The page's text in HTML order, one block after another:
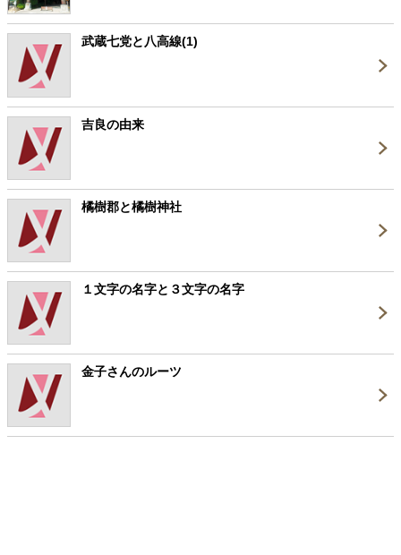
武蔵七党と八高線(1)
吉良の由来
橘樹郡と橘樹神社
１文字の名字と３文字の名字
金子さんのルーツ